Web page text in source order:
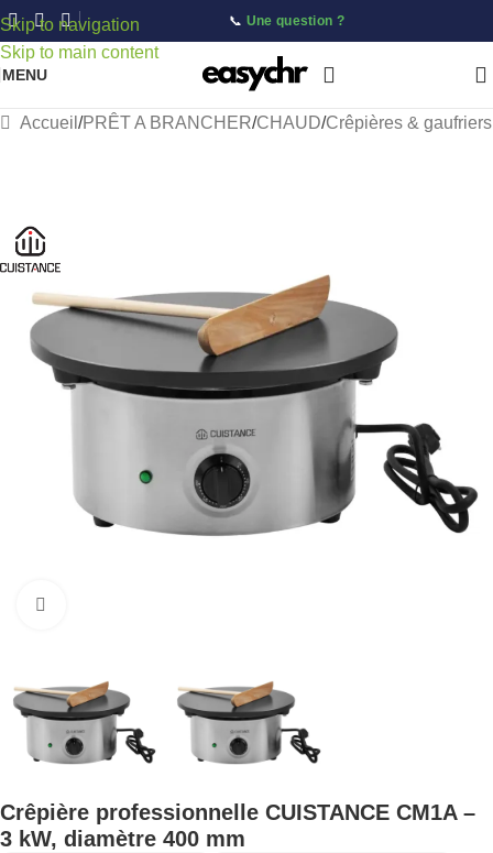
Skip to navigation
Skip to main content
📞 Une question ?
MENU
Accueil /PRÊT A BRANCHER/CHAUD/Crêpières & gaufriers
Crêpière professionnelle CUISTANCE CM1A –
3 kW, diamètre 400 mm